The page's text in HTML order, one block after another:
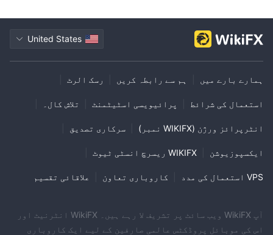
United States
ہمارے بارے میں ہم سے رابطہ کریں رسک الرٹ
استعمال کی شرائط پرائیویسی اسٹیٹمنٹ تلاش کال۔
انٹرپرائز ورژن (WIKIFX نمبر) سرکاری تصدیق
ایکسپوزیوشن WIKIFX ریسرچ انسٹی ٹیوٹ
VPS استعمال کی مدد کاروباری تعاون علاقائی تقسیم
آپ WikiFX ویب سائٹ پر تشریف لا رہے ہیں۔ WikiFX انٹرنیٹ اور
اس کی موبائل پروڈکٹس عالمی صارفین کے لیے ایک کاروباری